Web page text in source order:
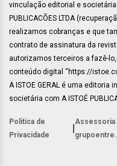
vinculação editorial e societária
PUBLICACÕES LTDA
realizamos cobranças e que
contrato de assinatura da
autorizamos terceiros a fazê-
conteúdo digital “https://
A ISTOE GERAL é uma
societária com A ISTOÉ
Política de
Privacidade
Assessoria